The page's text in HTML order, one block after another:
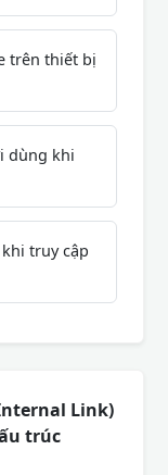
trên thiết bị
dùng khi
truy cập
Link)
trúc